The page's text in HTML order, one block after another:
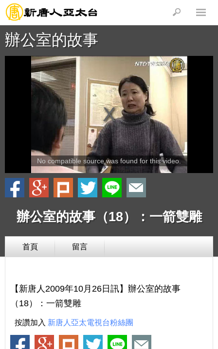
辦公室的故事
No compatible source was found for this video.
辦公室的故事（18）：一箭雙雕
首頁 留言
【新唐人2009年10月26日訊】辦公室的故事
（18）：一箭雙雕
按讚加入 新唐人亞太電視台粉絲團